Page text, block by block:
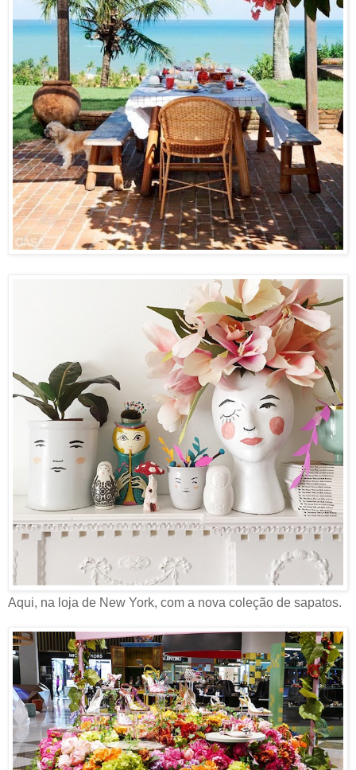
Aqui, na loja de New York, com a nova coleção de sapatos.